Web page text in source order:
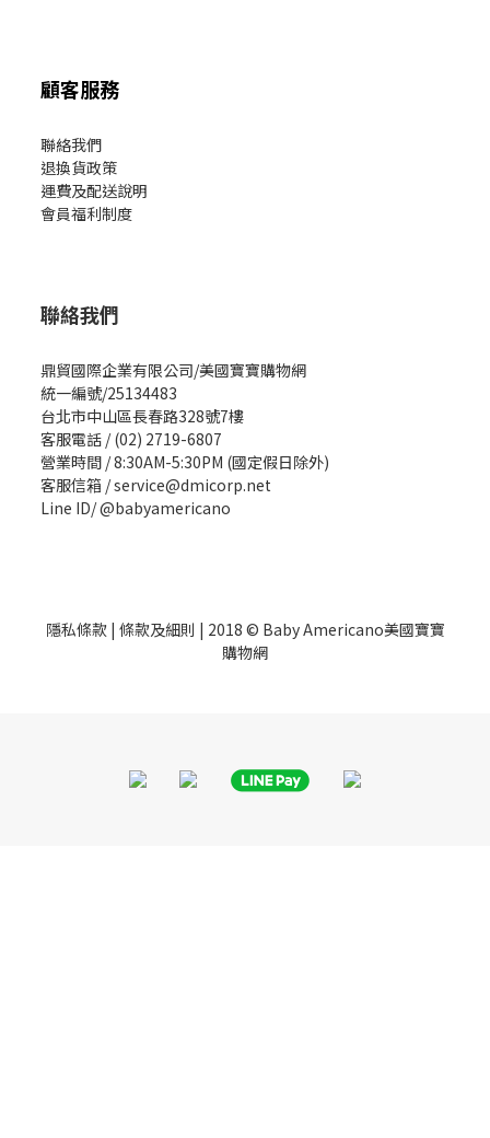
顧客服務
聯絡我們
退換貨政策
運費及配送說明
會員福利制度
聯絡我們
鼎貿國際企業有限公司/美國寶寶購物網
統一編號/25134483
台北市中山區長春路328號7樓
客服電話 / (02) 2719-6807
營業時間 / 8:30AM-5:30PM (國定假日除外)
客服信箱 / service@dmicorp.net
Line ID/ @babyamericano
隱私條款| 條款及細則 | 2018 © Baby Americano美國寶寶
購物網